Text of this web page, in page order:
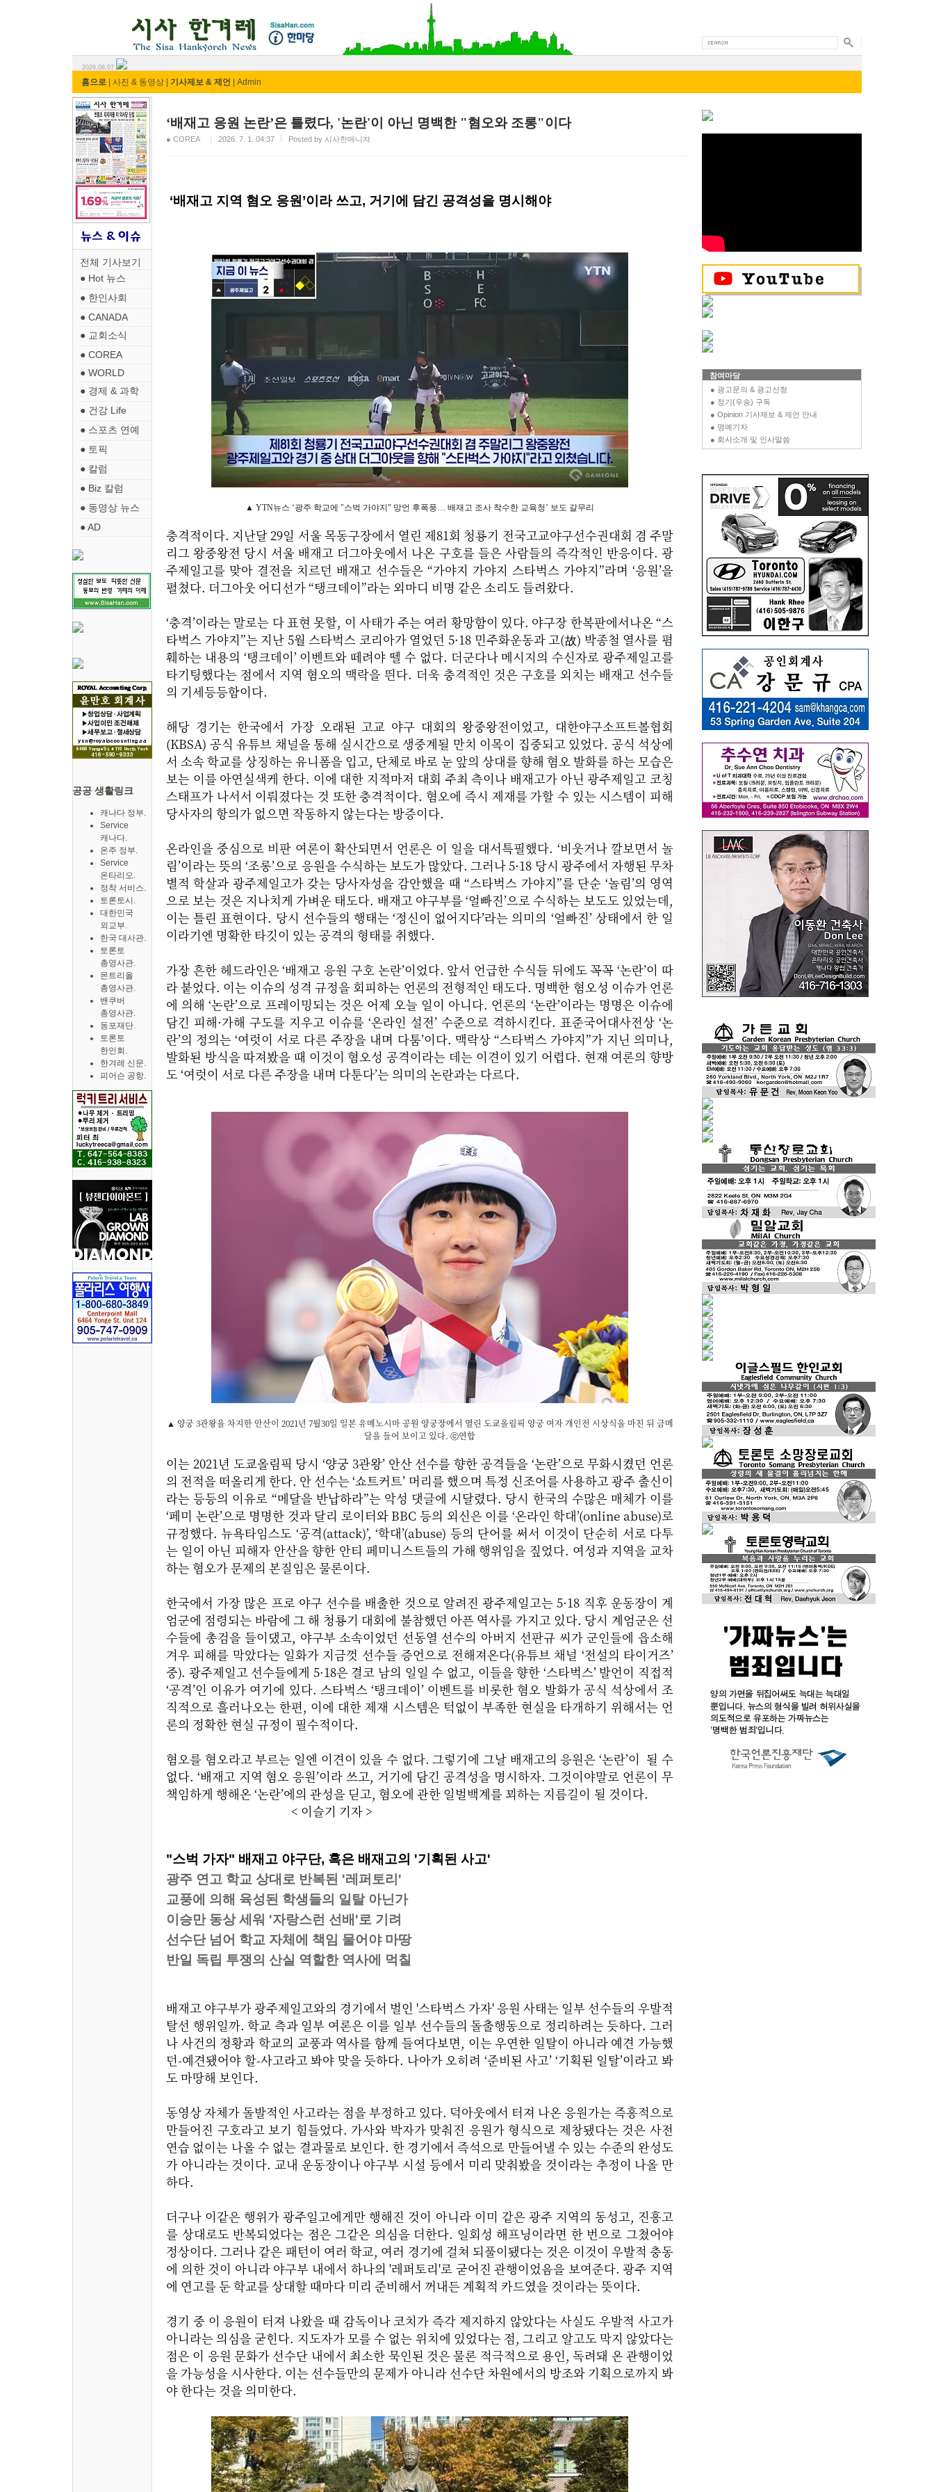
2026.08.07
홈으로 사진 & 동영상 기사제보 & 제언 Admin
전체 기사보기
● Hot 뉴스
● 한인사회
● CANADA
● 교회소식
● COREA
● WORLD
● 경제 & 과학
● 건강 Life
● 스포츠 연예
● 토픽
● 칼럼
● Biz 칼럼
● 동영상 뉴스
● AD
공공 생활링크
캐나다 정부.
Service
캐나다.
온주 정부.
Service
온타리오.
정착 서비스.
토론토시.
대한민국
외교부.
한국 대사관.
토론토
총영사관.
몬트리올
총영사관.
밴쿠버
총영사관.
동포재단.
토론토
한인회.
한겨레 신문.
피어슨 공항.
‘배재고 응원 논란’은 틀렸다, '논란'이 아닌 명백한 "혐오와 조롱"이다
● COREA 2026. 7. 1. 04:37 Posted by 시사한매니져
‘배재고 지역 혐오 응원’이라 쓰고, 거기에 담긴 공격성을 명시해야
▲ YTN뉴스 ‘광주 학교에 "스벅 가야지" 망언 후폭풍… 배재고 조사 착수한 교육청’ 보도 갈무리
충격적이다. 지난달 29일 서울 목동구장에서 열린 제81회 청룡기 전국고교야구선수권대회 겸 주말
리그 왕중왕전 당시 서울 배재고 더그아웃에서 나온 구호를 들은 사람들의 즉각적인 반응이다. 광
주제일고를 맞아 결전을 치르던 배재고 선수들은 “가야지 가야지 스타벅스 가야지”라며 ‘응원’을
펼쳤다. 더그아웃 어디선가 “탱크데이”라는 외마디 비명 같은 소리도 들려왔다.
‘충격’이라는 말로는 다 표현 못할, 이 사태가 주는 여러 황망함이 있다. 야구장 한복판에서나온 “스
타벅스 가야지”는 지난 5월 스타벅스 코리아가 열었던 5·18 민주화운동과 고(故) 박종철 열사를 폄
훼하는 내용의 ‘탱크데이’ 이벤트와 떼려야 뗄 수 없다. 더군다나 메시지의 수신자로 광주제일고를
타기팅했다는 점에서 지역 혐오의 맥락을 띈다. 더욱 충격적인 것은 구호를 외치는 배재고 선수들
의 기세등등함이다.
해당 경기는 한국에서 가장 오래된 고교 야구 대회의 왕중왕전이었고, 대한야구소프트볼협회
(KBSA) 공식 유튜브 채널을 통해 실시간으로 생중계될 만치 이목이 집중되고 있었다. 공식 석상에
서 소속 학교를 상징하는 유니폼을 입고, 단체로 바로 눈 앞의 상대를 향해 혐오 발화를 하는 모습은
보는 이를 아연실색케 한다. 이에 대한 지적마저 대회 주최 측이나 배재고가 아닌 광주제일고 코칭
스태프가 나서서 이뤄졌다는 것 또한 충격적이다. 혐오에 즉시 제재를 가할 수 있는 시스템이 피해
당사자의 항의가 없으면 작동하지 않는다는 방증이다.
온라인을 중심으로 비판 여론이 확산되면서 언론은 이 일을 대서특필했다. ‘비웃거나 깔보면서 놀
림’이라는 뜻의 ‘조롱’으로 응원을 수식하는 보도가 많았다. 그러나 5·18 당시 광주에서 자행된 무차
별적 학살과 광주제일고가 갖는 당사자성을 감안했을 때 “스타벅스 가야지”를 단순 ‘놀림’의 영역
으로 보는 것은 지나치게 가벼운 태도다. 배재고 야구부를 ‘얼빠진’으로 수식하는 보도도 있었는데,
이는 틀린 표현이다. 당시 선수들의 행태는 ‘정신이 없어지다’라는 의미의 ‘얼빠진’ 상태에서 한 일
이라기엔 명확한 타깃이 있는 공격의 형태를 취했다.
가장 흔한 헤드라인은 ‘배재고 응원 구호 논란’이었다. 앞서 언급한 수식들 뒤에도 꼭꼭 ‘논란’이 따
라 붙었다. 이는 이슈의 성격 규정을 회피하는 언론의 전형적인 태도다. 명백한 혐오성 이슈가 언론
에 의해 ‘논란’으로 프레이밍되는 것은 어제 오늘 일이 아니다. 언론의 ‘논란’이라는 명명은 이슈에
담긴 피해·가해 구도를 지우고 이슈를 ‘온라인 설전’ 수준으로 격하시킨다. 표준국어대사전상 ‘논
란’의 정의는 ‘여럿이 서로 다른 주장을 내며 다툼’이다. 맥락상 “스타벅스 가야지”가 지닌 의미나,
발화된 방식을 따져봤을 때 이것이 혐오성 공격이라는 데는 이견이 있기 어렵다. 현재 여론의 향방
도 ‘여럿이 서로 다른 주장을 내며 다툰다’는 의미의 논란과는 다르다.
▲ 양궁 3관왕을 차지한 안산이 2021년 7월30일 일본 유메노시마 공원 양궁장에서 열린 도쿄올림픽 양궁 여자 개인전 시상식을 마친 뒤 금메
달을 들어 보이고 있다. ⓒ연합
이는 2021년 도쿄올림픽 당시 ‘양궁 3관왕’ 안산 선수를 향한 공격들을 ‘논란’으로 무화시켰던 언론
의 전적을 떠올리게 한다. 안 선수는 ‘쇼트커트’ 머리를 했으며 특정 신조어를 사용하고 광주 출신이
라는 등등의 이유로 “메달을 반납하라”는 악성 댓글에 시달렸다. 당시 한국의 수많은 매체가 이를
‘페미 논란’으로 명명한 것과 달리 로이터와 BBC 등의 외신은 이를 ‘온라인 학대’(online abuse)로
규정했다. 뉴욕타임스도 ‘공격(attack)’, ‘학대’(abuse) 등의 단어를 써서 이것이 단순히 서로 다투
는 일이 아닌 피해자 안산을 향한 안티 페미니스트들의 가해 행위임을 짚었다. 여성과 지역을 교차
하는 혐오가 문제의 본질임은 물론이다.
한국에서 가장 많은 프로 야구 선수를 배출한 것으로 알려진 광주제일고는 5·18 직후 운동장이 계
엄군에 점령되는 바람에 그 해 청룡기 대회에 불참했던 아픈 역사를 가지고 있다. 당시 계엄군은 선
수들에 총검을 들이댔고, 야구부 소속이었던 선동열 선수의 아버지 선판규 씨가 군인들에 읍소해
겨우 피해를 막았다는 일화가 지금껏 선수들 증언으로 전해져온다(유튜브 채널 ‘전설의 타이거즈’
중). 광주제일고 선수들에게 5·18은 결코 남의 일일 수 없고, 이들을 향한 ‘스타벅스’ 발언이 직접적
‘공격’인 이유가 여기에 있다. 스타벅스 ‘탱크데이’ 이벤트를 비롯한 혐오 발화가 공식 석상에서 조
직적으로 흘러나오는 한편, 이에 대한 제재 시스템은 턱없이 부족한 현실을 타개하기 위해서는 언
론의 정확한 현실 규정이 필수적이다.
혐오를 혐오라고 부르는 일엔 이견이 있을 수 없다. 그렇기에 그날 배재고의 응원은 ‘논란’이 될 수
없다. ‘배재고 지역 혐오 응원’이라 쓰고, 거기에 담긴 공격성을 명시하자. 그것이야말로 언론이 무
책임하게 행해온 ‘논란’에의 관성을 딛고, 혐오에 관한 일벌백계를 꾀하는 지름길이 될 것이다.
< 이슬기 기자 >
"스벅 가자" 배재고 야구단, 혹은 배재고의 '기획된 사고'
광주 연고 학교 상대로 반복된 '레퍼토리'
교풍에 의해 육성된 학생들의 일탈 아닌가
이승만 동상 세워 '자랑스런 선배'로 기려
선수단 넘어 학교 자체에 책임 물어야 마땅
반일 독립 투쟁의 산실 역할한 역사에 먹칠
배재고 야구부가 광주제일고와의 경기에서 벌인 '스타벅스 가자' 응원 사태는 일부 선수들의 우발적
탈선 행위일까. 학교 측과 일부 여론은 이를 일부 선수들의 돌출행동으로 정리하려는 듯하다. 그러
나 사건의 정황과 학교의 교풍과 역사를 함께 들여다보면, 이는 우연한 일탈이 아니라 예견 가능했
던-예견됐어야 할-사고라고 봐야 맞을 듯하다. 나아가 오히려 ‘준비된 사고’ ‘기획된 일탈’이라고 봐
도 마땅해 보인다.
동영상 자체가 돌발적인 사고라는 점을 부정하고 있다. 덕아웃에서 터져 나온 응원가는 즉흥적으로
만들어진 구호라고 보기 힘들었다. 가사와 박자가 맞춰진 응원가 형식으로 제창됐다는 것은 사전
연습 없이는 나올 수 없는 결과물로 보인다. 한 경기에서 즉석으로 만들어낼 수 있는 수준의 완성도
가 아니라는 것이다. 교내 운동장이나 야구부 시설 등에서 미리 맞춰봤을 것이라는 추정이 나올 만
하다.
더구나 이같은 행위가 광주일고에게만 행해진 것이 아니라 이미 같은 광주 지역의 동성고, 진흥고
를 상대로도 반복되었다는 점은 그같은 의심을 더한다. 일회성 해프닝이라면 한 번으로 그쳤어야
정상이다. 그러나 같은 패턴이 여러 학교, 여러 경기에 걸쳐 되풀이됐다는 것은 이것이 우발적 충동
에 의한 것이 아니라 야구부 내에서 하나의 '레퍼토리'로 굳어진 관행이었음을 보여준다. 광주 지역
에 연고를 둔 학교를 상대할 때마다 미리 준비해서 꺼내든 계획적 카드였을 것이라는 뜻이다.
경기 중 이 응원이 터져 나왔을 때 감독이나 코치가 즉각 제지하지 않았다는 사실도 우발적 사고가
아니라는 의심을 굳힌다. 지도자가 모를 수 없는 위치에 있었다는 점, 그리고 알고도 막지 않았다는
점은 이 응원 문화가 선수단 내에서 최소한 묵인된 것은 물론 적극적으로 용인, 독려돼 온 관행이었
을 가능성을 시사한다. 이는 선수들만의 문제가 아니라 선수단 차원에서의 방조와 기획으로까지 봐
야 한다는 것을 의미한다.
참여마당
● 광고문의 & 광고신청
● 정기(우송) 구독
● Opinion 기사제보 & 제언 안내
● 명예기자
● 회사소개 및 인사말씀